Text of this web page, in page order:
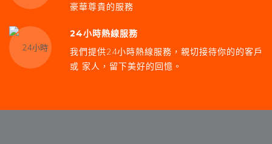
豪華尊貴的服務
24小時熱線服務
我們提供24小時熱線服務，親切接待你的的客戶
或 家人，留下美好的回憶。